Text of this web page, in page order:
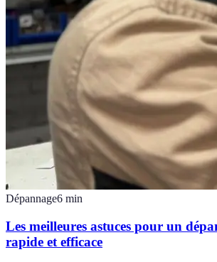
Dépannage6 min
Les meilleures astuces pour un
rapide et efficace